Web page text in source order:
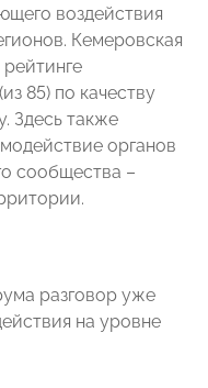
воздействия
Кемеровская
85) по качеству
Здесь также
органов
сообщества –
разговор уже
на уровне